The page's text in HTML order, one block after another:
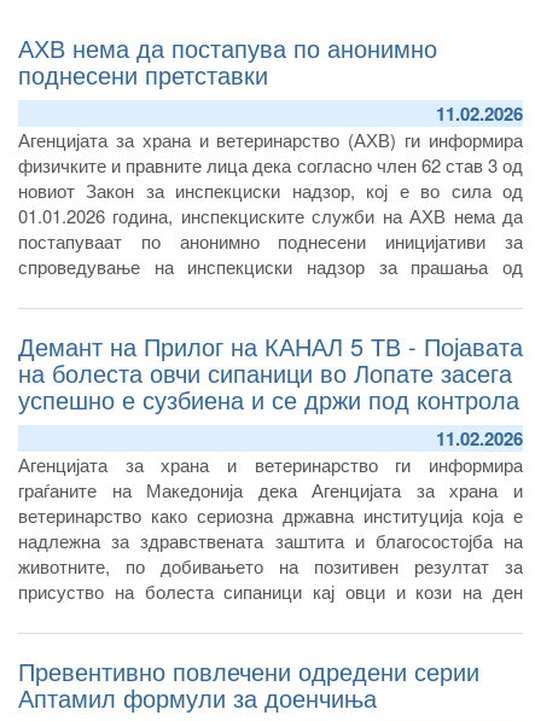
АХВ нема да постапува по анонимно
поднесени претставки
11.02.2026
Агенцијата за храна и ветеринарство (АХВ) ги информира
физичките и правните лица дека согласно член 62 став 3 од
новиот Закон за инспекциски надзор, кој е во сила од
01.01.2026 година, инспекциските служби на АХВ нема да
постапуваат по анонимно поднесени иницијативи за
спроведување на инспекциски надзор за прашања од
по иницијативите кои се уредно поднесени ќе се реализира
согласно Процедурата за постапување по иницијативи за
инспекциски надзор на АХВ.
Демант на Прилог на КАНАЛ 5 ТВ - Појавата
на болеста овчи сипаници во Лопате засега
успешно е сузбиена и се држи под контрола
11.02.2026
Агенцијата за храна и ветеринарство ги информира
граѓаните на Македонија дека Агенцијата за храна и
ветеринарство како сериозна државна институција која е
надлежна за здравствената заштита и благосостојба на
животните, по добивањето на позитивен резултат за
присуство на болеста сипаници кај овци и кози на ден
болести на Европската Унија до Информациониот систем
на болести кај животните (ADIS) иWA
Превентивно повлечени одредени серии
Аптамил формули за доенчиња